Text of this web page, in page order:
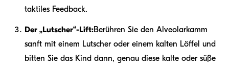
taktiles Feedback.
Der „Lutscher“-Lift:Berühren Sie den Alveolarkamm
sanft mit einem Lutscher oder einem kalten Löffel und
bitten Sie das Kind dann, genau diese kalte oder süße